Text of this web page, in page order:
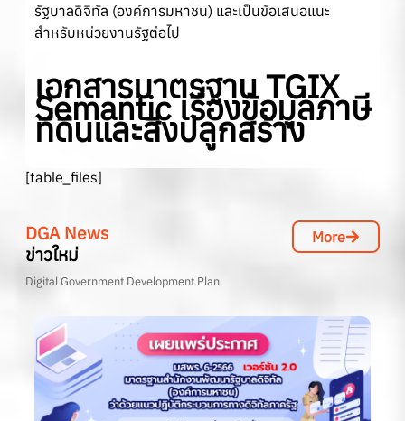
รัฐบาลดิจิทัล (องค์การมหาชน) และเป็นข้อเสนอแนะ
สำหรับหน่วยงานรัฐต่อไป
เอกสารมาตรฐาน TGIX
Semantic เรื่องข้อมูลภาษี
ที่ดินและสิ่งปลูกสร้าง
[table_files]
DGA News
ข่าวใหม่
More
Digital Government Development Plan